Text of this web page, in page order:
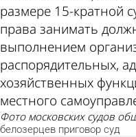
размере 15-кратной
права занимать
выполнением
распорядительных,
хозяйственных
местного
фото московских судов
белозерцев приговор суд